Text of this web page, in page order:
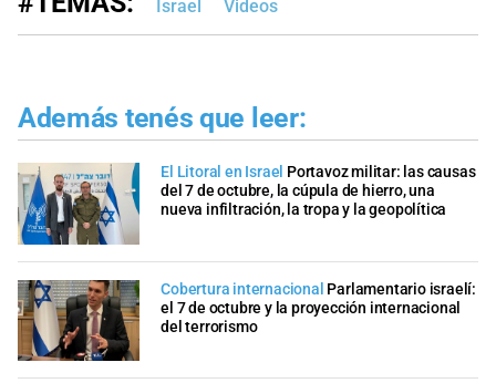
Israel Videos
Además tenés que leer:
El Litoral en Israel Portavoz militar: las causas
del 7 de octubre, la cúpula de hierro, una
nueva infiltración, la tropa y la geopolítica
Cobertura internacional Parlamentario israelí:
el 7 de octubre y la proyección internacional
del terrorismo